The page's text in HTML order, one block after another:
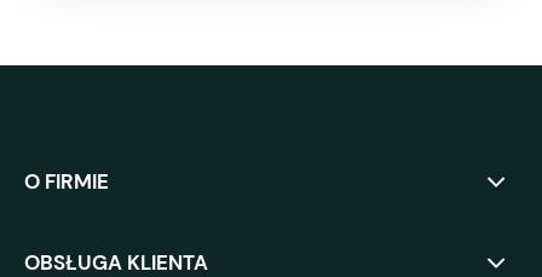
O FIRMIE
OBSŁUGA KLIENTA